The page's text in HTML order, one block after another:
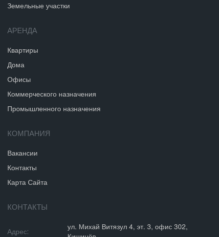
Земельные участки
АРЕНДА
Квартиры
Дома
Офисы
Коммерческого назначения
Промышленного назначения
КОМПАНИЯ
Вакансии
Контакты
Карта Сайта
КОНТАКТЫ
Адрес:
ул. Михай Витязул 4, эт. 3, офис 302,